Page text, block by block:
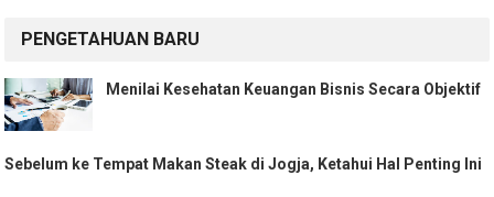
PENGETAHUAN BARU
Menilai Kesehatan Keuangan Bisnis Secara Objektif
Sebelum ke Tempat Makan Steak di Jogja, Ketahui Hal Penting Ini